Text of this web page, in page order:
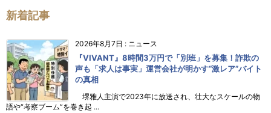
新着記事
2026年8月7日 : ニュース
『VIVANT』8時間3万円で「別班」を募集！詐欺の
声も「求人は事実」運営会社が明かす“激レア”バイト
の真相
堺雅人主演で2023年に放送され、壮大なスケールの物
語や“考察ブーム”を巻き起 ...